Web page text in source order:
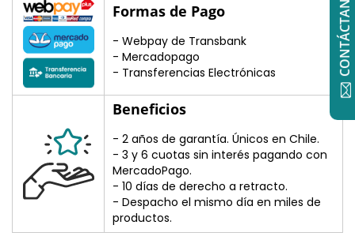
Formas de Pago
- Webpay de Transbank
- Mercadopago
- Transferencias Electrónicas
Beneficios
- 2 años de garantía. Únicos en Chile.
- 3 y 6 cuotas sin interés pagando con
MercadoPago.
- 10 días de derecho a retracto.
- Despacho el mismo día en miles de
productos.
CONTÁCTANOS